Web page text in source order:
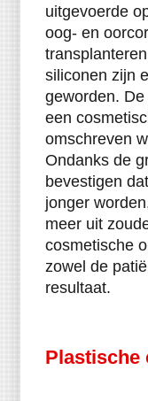
uitgevoerde
oog- en
siliconen zijn
geworden.
een
omschreven
Ondanks de
bevestigen
jonger
meer uit
cosmetische
zowel de
resultaat.
Plastische